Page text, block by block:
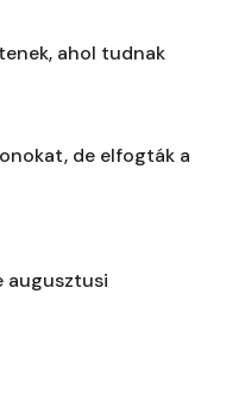
ahol tudnak
de elfogták a
augusztusi